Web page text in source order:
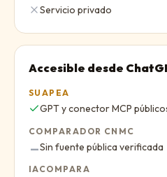
No:
Servicio privado
Accesible desde
SUAPEA
Sí:
GPT y conector MCP
COMPARADOR CNMC
—Sin dato público:
Sin fuente pública verificada
IACOMPARA